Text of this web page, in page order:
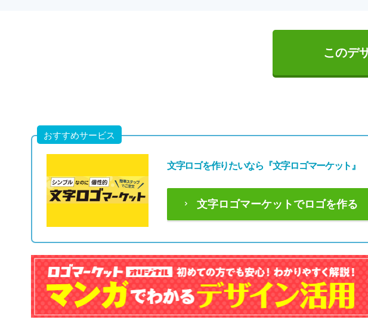
このデ
おすすめサービス
文字ロゴを作りたいなら 『文字ロゴマーケット』
文字ロゴマーケットでロゴを作る